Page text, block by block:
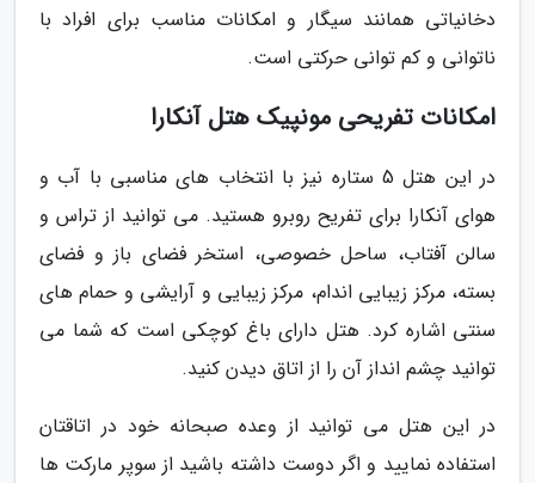
دخانیاتی همانند سیگار و امکانات مناسب برای افراد با
ناتوانی و کم توانی حرکتی است.
امکانات تفریحی مونپیک هتل آنکارا
در این هتل 5 ستاره نیز با انتخاب های مناسبی با آب و
هوای آنکارا برای تفریح روبرو هستید. می توانید از تراس و
سالن آفتاب، ساحل خصوصی، استخر فضای باز و فضای
بسته، مرکز زیبایی اندام، مرکز زیبایی و آرایشی و حمام های
سنتی اشاره کرد. هتل دارای باغ کوچکی است که شما می
توانید چشم انداز آن را از اتاق دیدن کنید.
در این هتل می توانید از وعده صبحانه خود در اتاقتان
استفاده نمایید و اگر دوست داشته باشید از سوپر مارکت ها